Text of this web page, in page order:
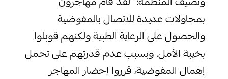
بمحاولات عديدة للاتصال بالمفوضية
والحصول على الرعاية الطبية ولكنهم قوبلوا
بخيبة الأمل. وبسبب عدم قدرتهم على تحمل
إهمال المفوضية، قرروا إحضار المهاجر